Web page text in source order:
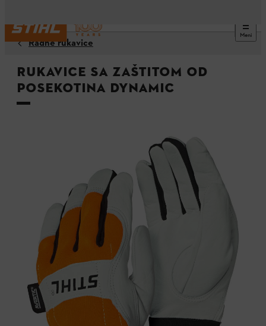
Meni
Radne rukavice
Rukavice sa zaštitom od
posekotina DYNAMIC